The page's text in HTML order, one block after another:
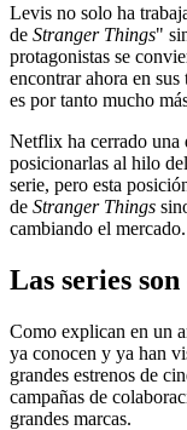
Levis no solo ha
de Stranger Things"
protagonistas se
encontrar ahora en
es por tanto mucho
Netflix ha cerrado una
posicionarlas al hilo
serie, pero esta
de Stranger Things
cambiando el mercado.
Las series
Como explican en un
ya conocen y ya han
grandes estrenos de
campañas de
grandes marcas.